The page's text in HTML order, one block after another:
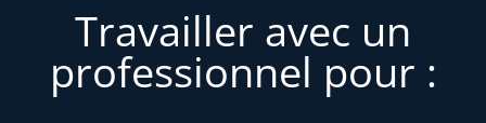
Travailler avec un
professionnel pour :